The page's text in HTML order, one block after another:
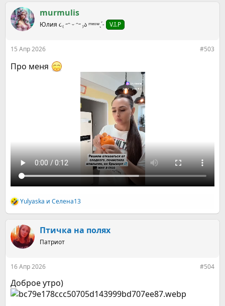
к
ц
и
murmulis
Юлия ૮₍ ˶ᵔ ᵕ ᵔ˶ ₎ა ᵐᵉᵒʷˎˊ˗ V.I.P
15 Апр 2026 #503
Про меня
Р
е
к
ц
и
Yulyaska и Селена13
Птичка на полях
Патриот
16 Апр 2026 #504
Доброе утро)